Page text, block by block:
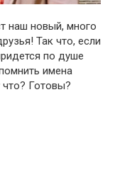
наш новый, много
Так что, если
по душе
имена
Готовы?